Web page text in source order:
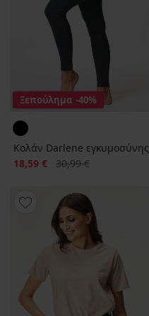
Ξεπούλημα -40%
Κολάν Darlene εγκυμοσύνης
Έκπτωση
18,59 € Αρχική τιμή
30,99 €